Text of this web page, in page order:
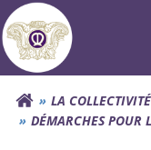
Aller
au
contenu
LA COLLECTIVITÉ
DÉMARCHES POUR